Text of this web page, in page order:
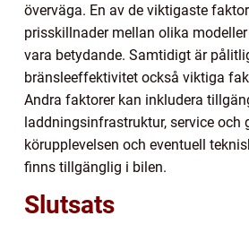
överväga. En av de viktigaste
prisskillnader mellan olika
vara betydande. Samtidigt är
bränsleeffektivitet också viktiga
Andra faktorer kan inkludera
laddningsinfrastruktur, service och
körupplevelsen och eventuell
finns tillgänglig i bilen.
Slutsats